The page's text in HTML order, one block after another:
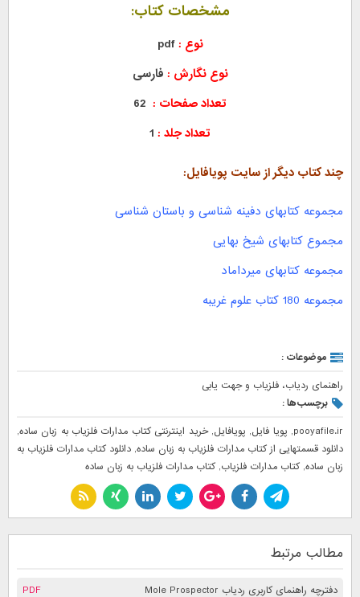
مشخصات کتاب:
نوع :pdf
نوع نگارش : فارسی
تعداد صفحات :
تعداد جلد :
چند کتاب دیگر از سایت پویافایل:
مجموعه کتابهای دفینه شناسی و باستان شناسی
مجموع کتابهای شیخ بهایی
مجموعه کتابهای میرداماد
مجموعه 180 کتاب علوم غریبه
موضوعات :
راهنمای ردیاب، فلزیاب و جهت یابی
برچسب‌ها :
pooyafile.ir
, پویا فایل, پویافایل,خرید اینترنتی کتاب مدارات فلزیاب به زبان ساده,
دانلود قسمتهایی از کتاب مدارات فلزیاب به زبان ساده, دانلود کتاب مدارات فلزیاب به
زبان ساده, کتاب مدارات فلزیاب, کتاب مدارات فلزیاب به زبان ساده
مطالب مرتبط
PDF دفترچه راهنمای کاربری ردیاب Mole Prospector